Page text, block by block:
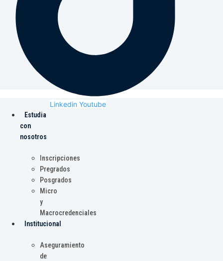
Linkedin Youtube
Estudia
con
nosotros
Inscripciones
Pregrados
Posgrados
Micro
y
Macrocredenciales
Institucional
Aseguramiento
de